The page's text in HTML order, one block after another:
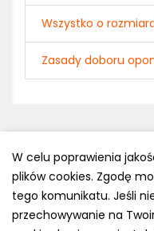
Wszystko o
Zasady doboru
Polityka
e-mail:
W celu poprawienia
plików cookies. Zgodę
tego komunikatu. Jeśli
przechowywanie na